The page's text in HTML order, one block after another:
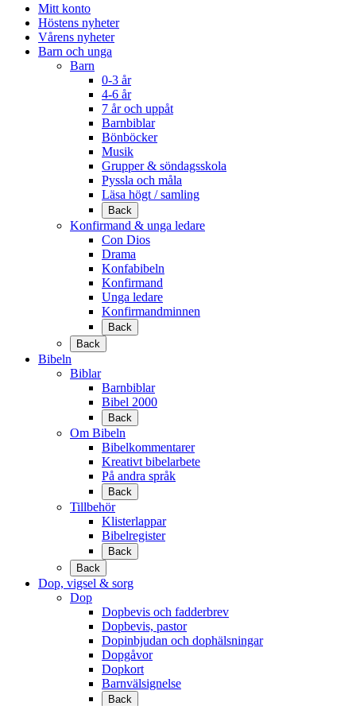
Mitt konto
Höstens nyheter
Vårens nyheter
Barn och unga
Barn
0-3 år
4-6 år
7 år och uppåt
Barnbiblar
Bönböcker
Musik
Grupper & söndagsskola
Pyssla och måla
Läsa högt / samling
Back
Konfirmand & unga ledare
Con Dios
Drama
Konfabibeln
Konfirmand
Unga ledare
Konfirmandminnen
Back
Back
Bibeln
Biblar
Barnbiblar
Bibel 2000
Back
Om Bibeln
Bibelkommentarer
Kreativt bibelarbete
På andra språk
Back
Tillbehör
Klisterlappar
Bibelregister
Back
Back
Dop, vigsel & sorg
Dop
Dopbevis och fadderbrev
Dopbevis, pastor
Dopinbjudan och dophälsningar
Dopgåvor
Dopkort
Barnvälsignelse
Back